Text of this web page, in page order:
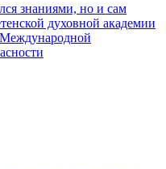
знаниями, но и сам
духовной академии